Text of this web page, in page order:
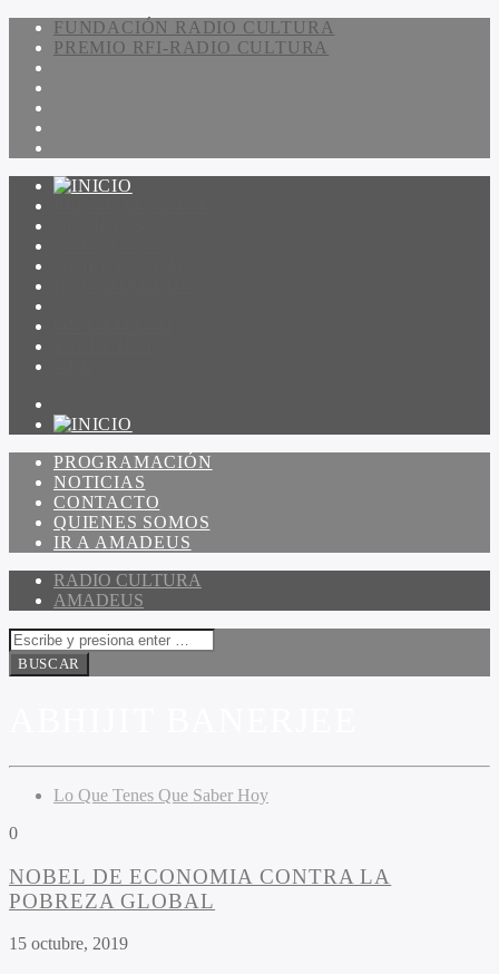
FUNDACIÓN RADIO CULTURA
PREMIO RFI-RADIO CULTURA
PROGRAMACIÓN
NOTICIAS
CONTACTO
QUIENES SOMOS
IR A AMADEUS
RADIO CULTURA
AMADEUS
Lo Que Tenes Que Saber Hoy
0
NOBEL DE ECONOMIA CONTRA LA
POBREZA GLOBAL
15 octubre, 2019